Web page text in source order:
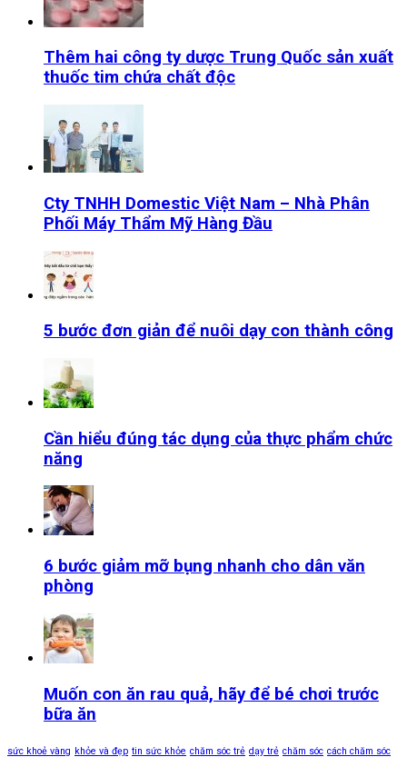
Thêm hai công ty dược Trung Quốc sản xuất
thuốc tim chứa chất độc
Cty TNHH Domestic Việt Nam – Nhà Phân
Phối Máy Thẩm Mỹ Hàng Đầu
5 bước đơn giản để nuôi dạy con thành công
Cần hiểu đúng tác dụng của thực phẩm chức
năng
6 bước giảm mỡ bụng nhanh cho dân văn
phòng
Muốn con ăn rau quả, hãy để bé chơi trước
bữa ăn
sức khoẻ vàng khỏe và đẹp tin sức khỏe chăm sóc trẻ dạy trẻ chăm sóc cách chăm sóc